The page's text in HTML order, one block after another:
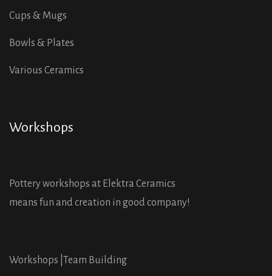
Cups & Mugs
Bowls & Plates
Various Ceramics
Workshops
Pottery workshops at Elektra Ceramics
means fun and creation in good company!
Workshops | Team Building